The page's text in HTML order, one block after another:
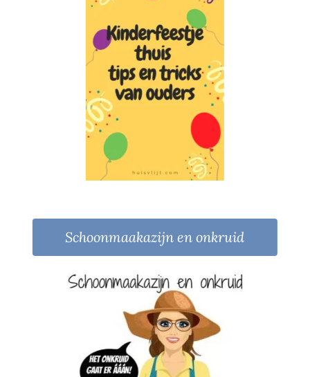
Schoonmaakazijn en onkruid